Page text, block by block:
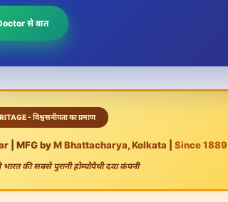
से बात
- विश्वसनीयता का प्रमाण
| MFG byM Bhattacharya, Kolkata Since 1889
भारत की सबसे पुरानी होम्योपैथी दवा कंपनी